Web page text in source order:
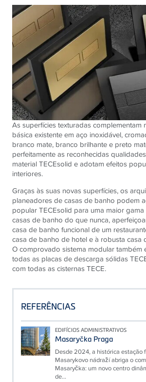
As superfícies texturadas complementam
básica existente em aço inoxidável,
branco mate, branco brilhante e preto
perfeitamente as reconhecidas
material TECEsolid e adotam efeitos
interiores.
Graças às suas novas superfícies, os
planeadores de casas de banho podem
popular TECEsolid para uma maior
casas de banho do que nunca,
casa de banho funcional de um
casa de banho de hotel e à robusta casa
O comprovado sistema modular também
todas as placas de descarga sólidas
com todas as cisternas TECE.
REFERÊNCIAS
EDIFÍCIOS ADMINISTRATIVOS
Masaryčka Praga
Desde 2024, a histórica estação
Masarykovo nádraží abriga o
Masaryčka: um novo centro
de...